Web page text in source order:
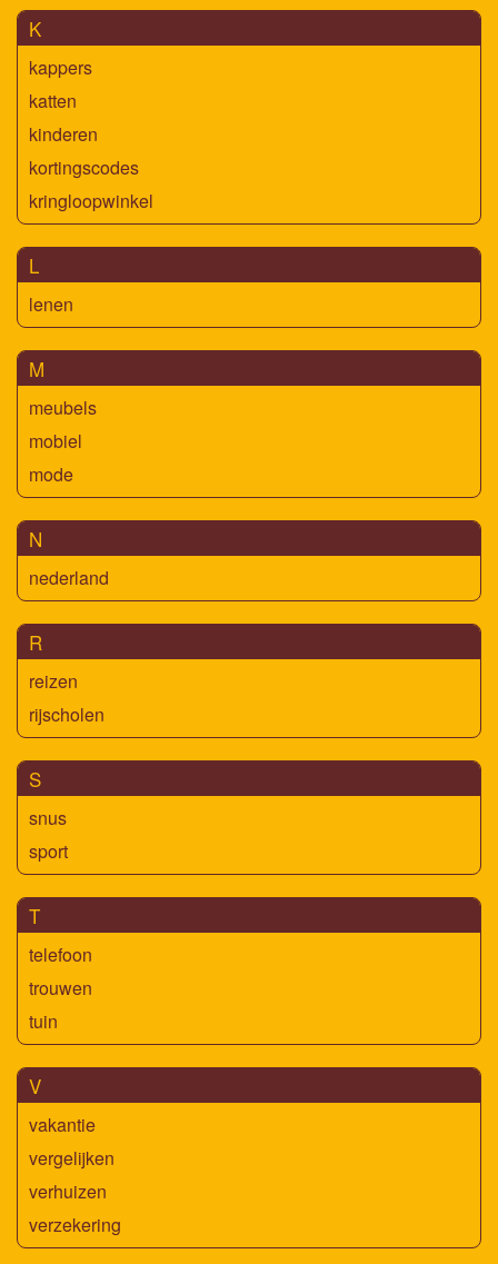
K
kappers
katten
kinderen
kortingscodes
kringloopwinkel
L
lenen
M
meubels
mobiel
mode
N
nederland
R
reizen
rijscholen
S
snus
sport
T
telefoon
trouwen
tuin
V
vakantie
vergelijken
verhuizen
verzekering